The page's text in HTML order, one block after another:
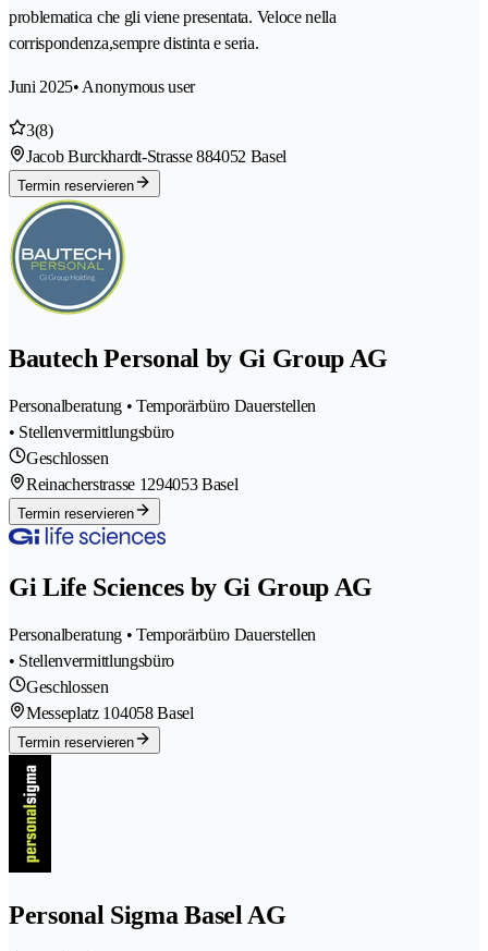
problematica che gli viene presentata. Veloce nella
corrispondenza,sempre distinta e seria.
Juni 2025• Anonymous user
3(8)
Jacob Burckhardt-Strasse 884052 Basel
Termin reservieren
Bautech Personal by Gi Group AG
Personalberatung • Temporärbüro Dauerstellen
• Stellenvermittlungsbüro
Geschlossen
Reinacherstrasse 1294053 Basel
Termin reservieren
Gi Life Sciences by Gi Group AG
Personalberatung • Temporärbüro Dauerstellen
• Stellenvermittlungsbüro
Geschlossen
Messeplatz 104058 Basel
Termin reservieren
Personal Sigma Basel AG